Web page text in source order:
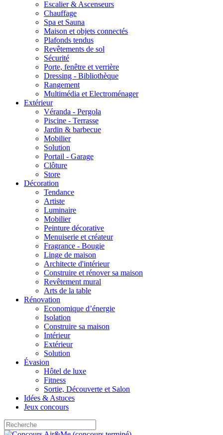
Escalier & Ascenseurs
Chauffage
Spa et Sauna
Maison et objets connectés
Plafonds tendus
Revêtements de sol
Sécurité
Porte, fenêtre et verrière
Dressing - Bibliothèque
Rangement
Multimédia et Electroménager
Extérieur
Véranda - Pergola
Piscine - Terrasse
Jardin & barbecue
Mobilier
Solution
Portail - Garage
Clôture
Store
Décoration
Tendance
Artiste
Luminaire
Mobilier
Peinture décorative
Menuiserie et créateur
Fragrance - Bougie
Linge de maison
Architecte d'intérieur
Construire et rénover sa maison
Revêtement mural
Arts de la table
Rénovation
Economique d’énergie
Isolation
Construire sa maison
Intérieur
Extérieur
Solution
Évasion
Hôtel de luxe
Fitness
Sortie, Découverte et Salon
Idées & Astuces
Jeux concours